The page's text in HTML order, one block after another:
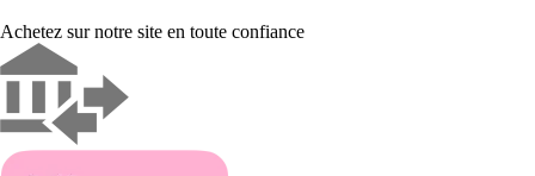
Achetez sur notre site en toute confiance